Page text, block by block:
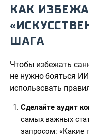
КАК
ШАГА
Чтобы избежать
не нужно бояться
использовать
Сделайте аудит
самых важных
запросом: «Какие